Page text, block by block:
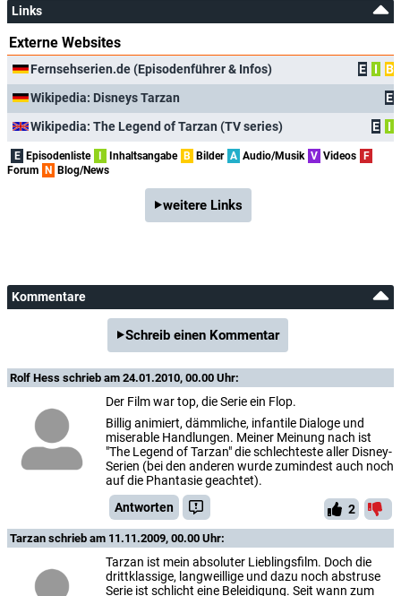
Links
Externe Websites
Fernsehserien.de (Episodenführer & Infos) E I
B
Wikipedia: Disneys Tarzan
E
Wikipedia: The Legend of Tarzan (TV series)
E I
E Episodenliste I Inhaltsangabe B Bilder A Audio/Musik V Videos F
Forum N Blog/News
weitere Links
Kommentare
Schreib einen Kommentar
Rolf Hess schrieb am 24.01.2010, 00.00 Uhr:
Der Film war top, die Serie ein Flop.
Billig animiert, dämmliche, infantile Dialoge und
miserable Handlungen. Meiner Meinung nach ist
"The Legend of Tarzan" die schlechteste aller Disney-
Serien (bei den anderen wurde zumindest auch noch
auf die Phantasie geachtet).
Antworten
2
Tarzan schrieb am 11.11.2009, 00.00 Uhr:
Tarzan ist mein absoluter Lieblingsfilm. Doch die
drittklassige, langweillige und dazu noch abstruse
Serie ist schlicht eine Beleidigung. Seit wann zum